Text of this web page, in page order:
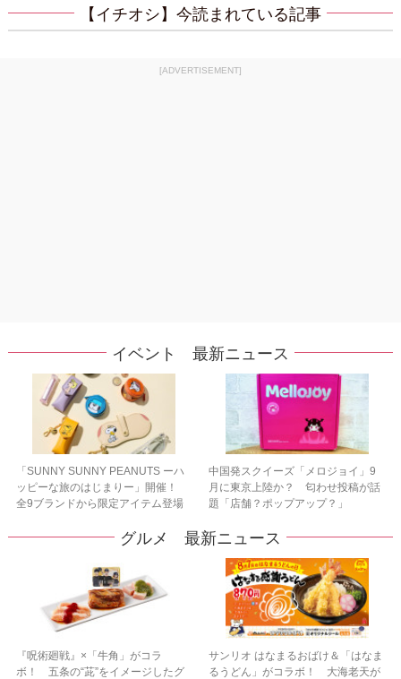
【イチオシ】今読まれている記事
[ADVERTISEMENT]
イベント 最新ニュース
「SUNNY SUNNY PEANUTS ーハ
ッピーな旅のはじまりー」開催！
全9ブランドから限定アイテム登場
中国発スクイーズ「メロジョイ」9
月に東京上陸か？ 匂わせ投稿が話
題「店舗？ポップアップ？」
グルメ 最新ニュース
『呪術廻戦』×「牛角」がコラ
ボ！ 五条の“茈”をイメージしたグ
サンリオ はなまるおばけ＆「はなま
るうどん」がコラボ！ 大海老天が